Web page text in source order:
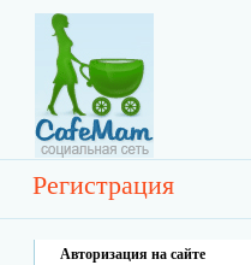
Регистрация
Авторизация на сайте